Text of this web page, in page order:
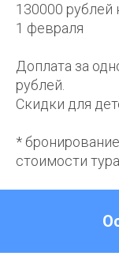
130000 рублей
1 февраля
Доплата за
рублей.
Скидки для
*
стоимости тура